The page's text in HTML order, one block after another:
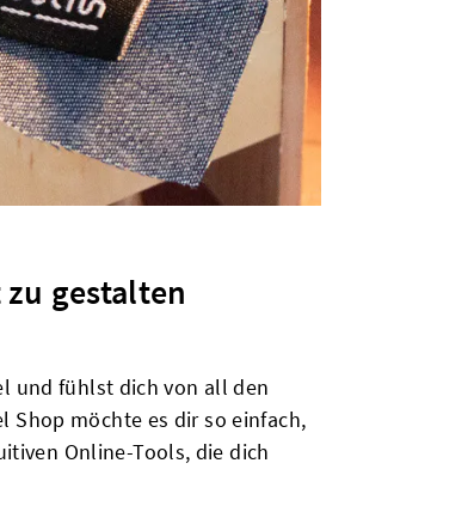
gestalten
und fühlst dich von all den
Shop möchte es dir so einfach,
Online-Tools, die dich